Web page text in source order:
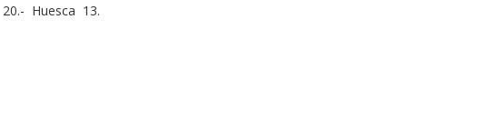
20.- Huesca 13.